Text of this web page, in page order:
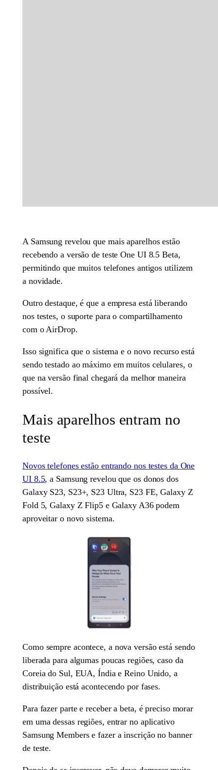
A Samsung revelou que mais aparelhos estão
recebendo a versão de teste One UI 8.5 Beta,
permitindo que muitos telefones antigos utilizem
a novidade.
Outro destaque, é que a empresa está liberando
nos testes, o suporte para o compartilhamento
com o AirDrop.
Isso significa que o sistema e o novo recurso está
sendo testado ao máximo em muitos celulares, o
que na versão final chegará da melhor maneira
possível.
Mais aparelhos entram no
teste
Novos telefones estão entrando nos testes da One
UI 8.5, a Samsung revelou que os donos dos
Galaxy S23, S23+, S23 Ultra, S23 FE, Galaxy Z
Fold 5, Galaxy Z Flip5 e Galaxy A36 podem
aproveitar o novo sistema.
Como sempre acontece, a nova versão está sendo
liberada para algumas poucas regiões, caso da
Coreia do Sul, EUA, Índia e Reino Unido, a
distribuição está acontecendo por fases.
Para fazer parte e receber a beta, é preciso morar
em uma dessas regiões, entrar no aplicativo
Samsung Members e fazer a inscrição no banner
de teste.